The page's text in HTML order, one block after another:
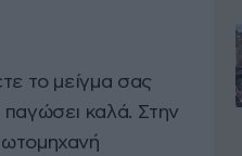
το μείγμα σας
καλά. Στην